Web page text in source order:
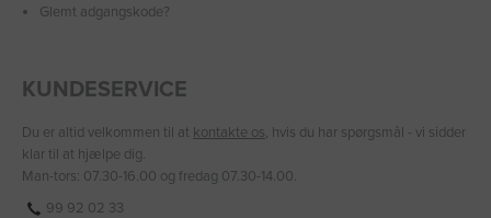
Glemt adgangskode?
KUNDESERVICE
Du er altid velkommen til at kontakte os, hvis du har spørgsmål - vi sidder
klar til at hjælpe dig.
Man-tors: 07.30-16.00 og fredag 07.30-14.00.
99 92 02 33